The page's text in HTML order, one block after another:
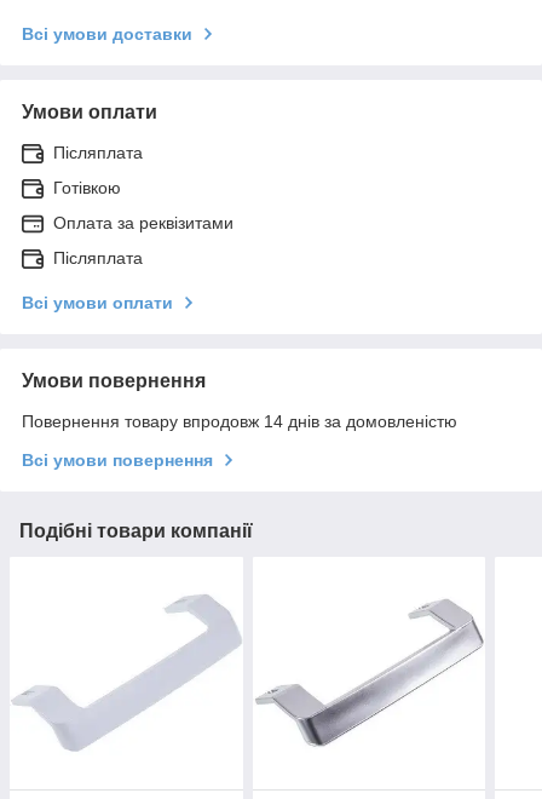
Всі умови доставки
Умови оплати
Післяплата
Готівкою
Оплата за реквізитами
Післяплата
Всі умови оплати
Умови повернення
Повернення товару впродовж 14 днів за домовленістю
Всі умови повернення
Подібні товари компанії